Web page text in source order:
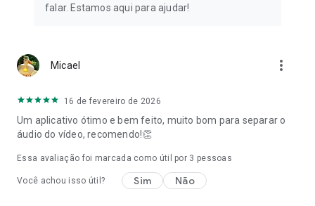
falar. Estamos aqui para ajudar!
Micael more_vert
16 de fevereiro de 2026
Um aplicativo ótimo e bem feito, muito bom para separar o
áudio do vídeo, recomendo!👏
Essa avaliação foi marcada como útil por 3 pessoas
Você achou isso útil? Sim Não